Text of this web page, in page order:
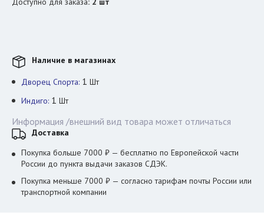
Наличие в магазинах
Дворец Спорта: 1 Шт
Индиго: 1 Шт
Информация /внешний вид товара может отличаться
Доставка
Покупка больше 7000 ₽ — бесплатно по Европейской части
России до пункта выдачи заказов СДЭК.
Покупка меньше 7000 ₽ — согласно тарифам почты России или
транспортной компании